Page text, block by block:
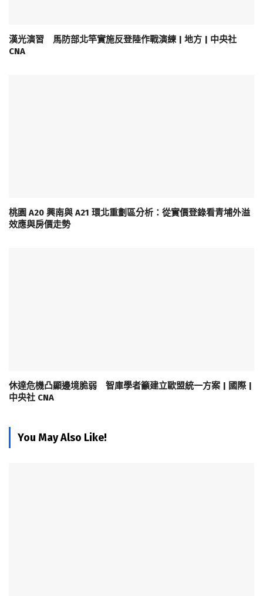
漢光演習 馬防部北竿實施反登陸作戰演練 | 地方 | 中央社
CNA
桃園 A20 興南與 A21 環北重劃區分析：從實價登錄看青埔外溢
效應與房價走勢
休達危機凸顯邊境脆弱 智庫學者籲建立歐盟統一方案 | 國際 |
中央社 CNA
You May Also Like!